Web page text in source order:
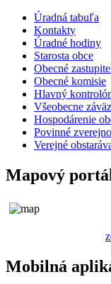
Úradná tabuľa
Kontakty
Úradné hodiny
Starosta obce
Obecné
Obecné komisie
Hlavný
Všeobecne
Hospodárenie
Povinné
Verejné
Mapový
Mobilná